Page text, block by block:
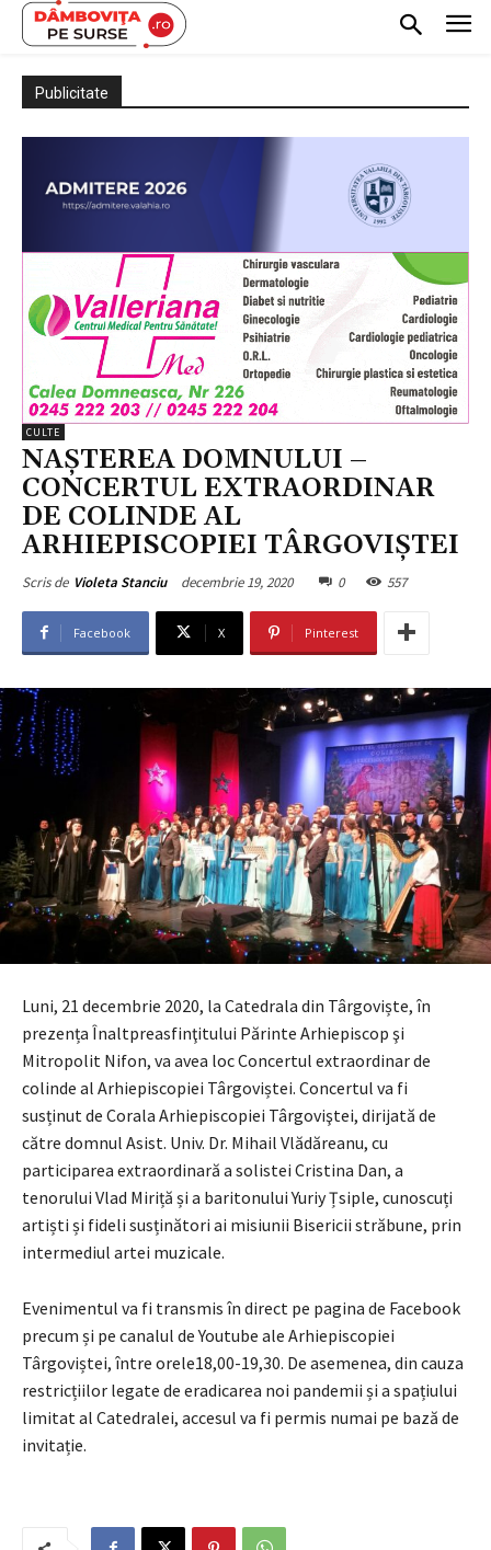
Publicitate
CULTE
NAȘTEREA DOMNULUI –
CONCERTUL EXTRAORDINAR
DE COLINDE AL
ARHIEPISCOPIEI TÂRGOVIȘTEI
Scris de Violeta Stanciu decembrie 19, 2020 0 557
Facebook X Pinterest
Luni, 21 decembrie 2020, la Catedrala din Târgoviște, în
prezența Înaltpreasfinţitului Părinte Arhiepiscop şi
Mitropolit Nifon, va avea loc Concertul extraordinar de
colinde al Arhiepiscopiei Târgoviștei. Concertul va fi
susținut de Corala Arhiepiscopiei Târgoviştei, dirijată de
către domnul Asist. Univ. Dr. Mihail Vlădăreanu, cu
participarea extraordinară a solistei Cristina Dan, a
tenorului Vlad Miriță și a baritonului Yuriy Țsiple, cunoscuți
artiști și fideli susținători ai misiunii Bisericii străbune, prin
intermediul artei muzicale.
Evenimentul va fi transmis în direct pe pagina de Facebook
precum și pe canalul de Youtube ale Arhiepiscopiei
Târgoviștei, între orele18,00-19,30. De asemenea, din cauza
restricțiilor legate de eradicarea noi pandemii și a spațiului
limitat al Catedralei, accesul va fi permis numai pe bază de
invitație.